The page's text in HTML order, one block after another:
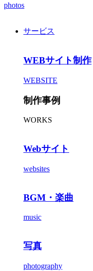
photos
サービス
WEBサイト制作
WEBSITE
制作事例
WORKS
Webサイト
websites
BGM・楽曲
music
写真
photography